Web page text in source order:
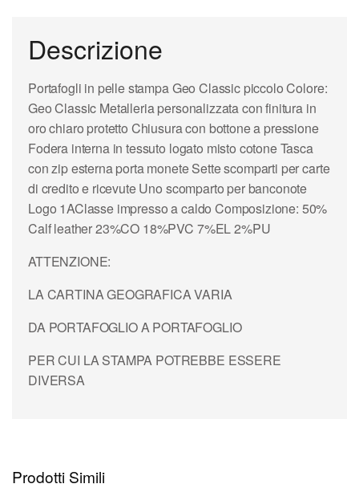
Descrizione
Portafogli in pelle stampa Geo Classic piccolo Colore:
Geo Classic Metalleria personalizzata con finitura in
oro chiaro protetto Chiusura con bottone a pressione
Fodera interna in tessuto logato misto cotone Tasca
con zip esterna porta monete Sette scomparti per carte
di credito e ricevute Uno scomparto per banconote
Logo 1AClasse impresso a caldo Composizione: 50%
Calf leather 23%CO 18%PVC 7%EL 2%PU
ATTENZIONE:
LA CARTINA GEOGRAFICA VARIA
DA PORTAFOGLIO A PORTAFOGLIO
PER CUI LA STAMPA POTREBBE ESSERE
DIVERSA
Prodotti Simili